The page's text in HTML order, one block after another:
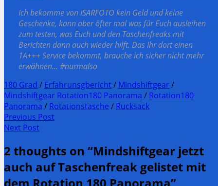
Ich bekomme von ISARFOTO kein Geld und keine
Geschenke, kann aber öfter mal was für Euch ausleihen
zum testen, was Euch und den Taschenfreaks mit
Berichten dann auch wieder hilft. Das Ihr dort einen
1A+++ Service bekommt, brauche ich sicher nicht mehr
erwähnen… #nurmalso
180 Grad / Erfahrunsgbericht / Mindshiftgear /
Mindshiftgear Rotation180 Panorama / Rotation180
Panorama / Rotationstasche / Rucksack
Post
navigation
Previous Post
Previous
Next Post
Post:
2 thoughts on “Mindshiftgear jetzt
auch auf Taschenfreak gelistet mit
dem Rotation 180 Panorama”